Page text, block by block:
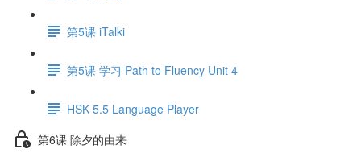
第5课 iTalki
第5课 学习 Path to Fluency Unit 4
HSK 5.5 Language Player
第6课 除夕的由来